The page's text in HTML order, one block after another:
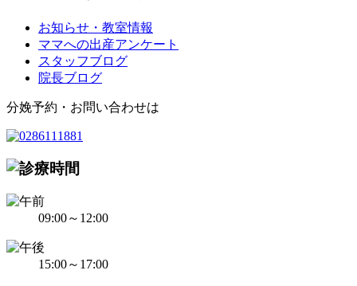
お知らせ・教室情報
ママへの出産アンケート
スタッフブログ
院長ブログ
分娩予約・お問い合わせは
09:00～12:00
15:00～17:00